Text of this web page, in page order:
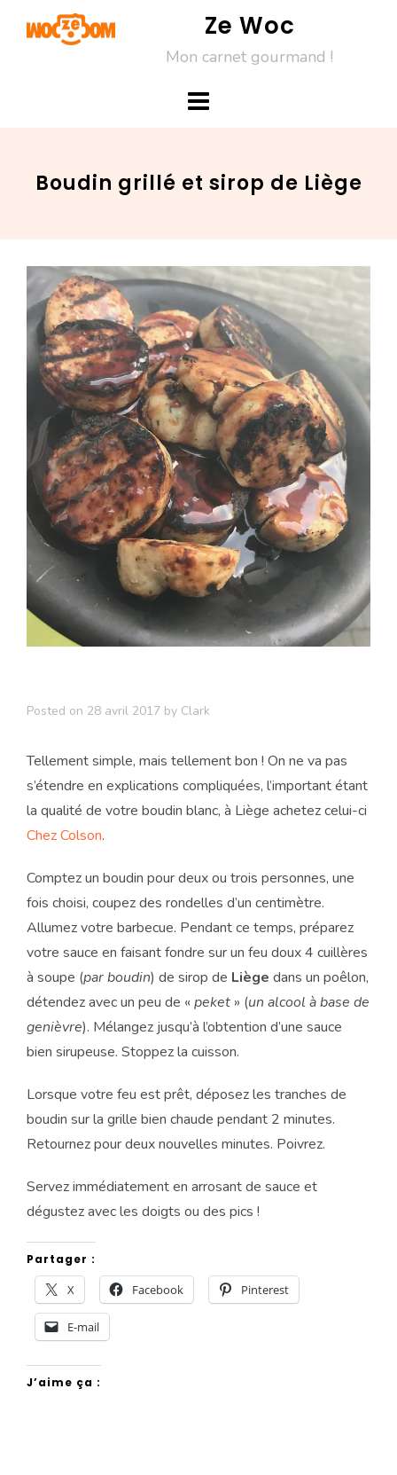
Ze Woc
Mon carnet gourmand !
Boudin grillé et sirop de Liège
Posted on 28 avril 2017 by Clark
Tellement simple, mais tellement bon ! On ne va pas
s’étendre en explications compliquées, l’important étant
la qualité de votre boudin blanc, à Liège achetez celui-ci
Chez Colson.
Comptez un boudin pour deux ou trois personnes, une
fois choisi, coupez des rondelles d’un centimètre.
Allumez votre barbecue. Pendant ce temps, préparez
votre sauce en faisant fondre sur un feu doux 4 cuillères
à soupe (par boudin) de sirop de Liège dans un poêlon,
détendez avec un peu de « peket » (un alcool à base de
genièvre). Mélangez jusqu’à l’obtention d’une sauce
bien sirupeuse. Stoppez la cuisson.
Lorsque votre feu est prêt, déposez les tranches de
boudin sur la grille bien chaude pendant 2 minutes.
Retournez pour deux nouvelles minutes. Poivrez.
Servez immédiatement en arrosant de sauce et
dégustez avec les doigts ou des pics !
Partager :
X Facebook Pinterest
E-mail
J’aime ça :